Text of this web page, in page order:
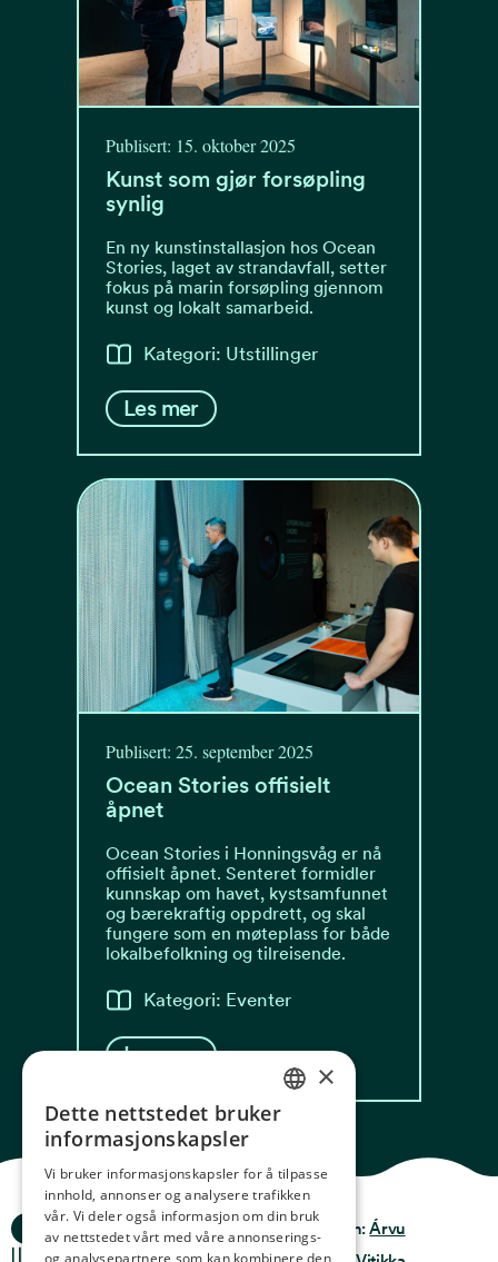
Publisert: 15. oktober 2025
Kunst som gjør forsøpling
synlig
En ny kunstinstallasjon hos Ocean
Stories, laget av strandavfall, setter
fokus på marin forsøpling gjennom
kunst og lokalt samarbeid.
Kategori: Utstillinger
Les mer
Publisert: 25. september 2025
Ocean Stories offisielt
åpnet
Ocean Stories i Honningsvåg er nå
offisielt åpnet. Senteret formidler
kunnskap om havet, kystsamfunnet
og bærekraftig oppdrett, og skal
fungere som en møteplass for både
lokalbefolkning og tilreisende.
Kategori: Eventer
Les mer
Ocean Stories
Privacy & Policy
Design:Árvu
NORWEGIAN
GERMAN
FRENCH
×
Dette nettstedet bruker
informasjonskapsler
Vi bruker informasjonskapsler for å tilpasse
innhold, annonser og analysere trafikken
vår. Vi deler også informasjon om din bruk
av nettstedet vårt med våre annonserings-
og analysepartnere som kan kombinere den